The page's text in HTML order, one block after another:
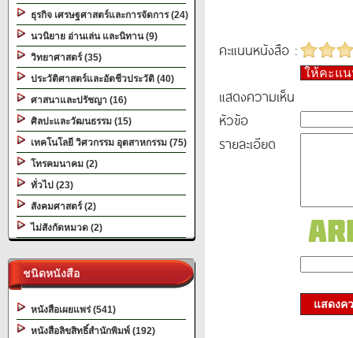
ธุรกิจ เศรษฐศาสตร์และการจัดการ (24)
นวนิยาย อ่านเล่น และนิทาน (9)
วิทยาศาสตร์ (35)
ประวัติศาสตร์และอัตชีวประวัติ (40)
ศาสนาและปรัชญา (16)
ศิลปะและวัฒนธรรม (15)
เทคโนโลยี วิศวกรรม อุตสาหกรรม (75)
โทรคมนาคม (2)
ทั่วไป (23)
สังคมศาสตร์ (2)
ไม่สังกัดหมวด (2)
ชนิดหนังสือ
หนังสือเผยแพร่ (541)
หนังสือลิขสิทธิ์สำนักพิมพ์ (192)
คะแนนหนังสือ :
ให้คะแ
แสดงความเห็น
หัวข้อ
รายละเอียด
แสดงค